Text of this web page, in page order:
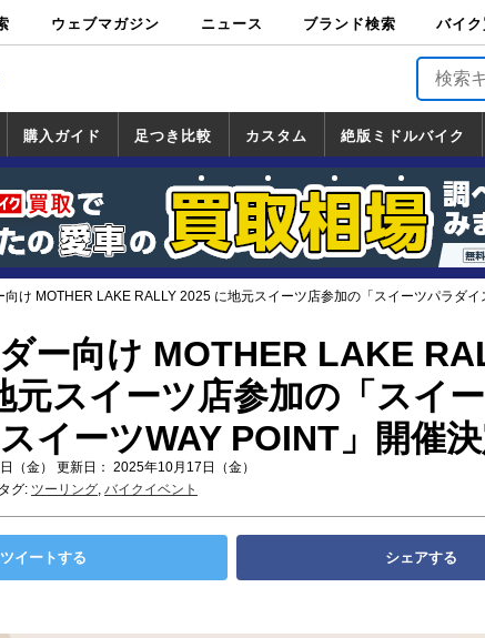
ウェブマガジン ニュース ブランド検索 バイク
バイク
購入ガイド
一覧
足つき比較 カスタム
カスタム
一覧
ホンダ
ヤマハ
スズキ
カワサキ
絶版ミドルバイク
絶版ミドルバイク
一覧
ホンダ
ヤマハ
スズキ
カワサキ
道の駅調査隊
ツーリング情報局
日本の道50選
国道めぐり
林道ツーリング
向け MOTHER LAKE RALLY 2025 に地元スイーツ店参加の「スイーツパラダ
ー向け MOTHER LAKE
元スイーツ店参加の「スイ
イーツWAY POINT」開催
（金） 更新日： 2025年10月17日（金）
グ: ツーリング, バイクイベント
ツイートする シェアする